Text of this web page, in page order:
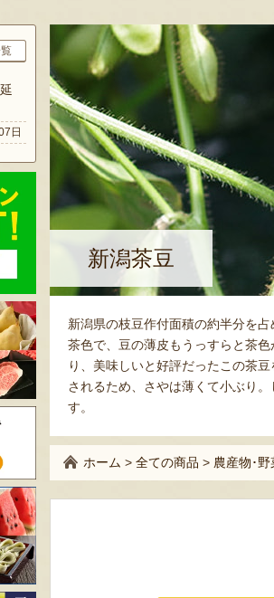
日
新潟茶豆
新潟県の枝豆作付面積の約半分を
茶色で、豆の薄皮もうっすらと茶
り、美味しいと好評だったこの茶
されるため、さやは薄くて小ぶり
す。
ホーム > 全ての商品 > 農産物･野